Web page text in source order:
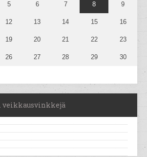
5 6 7 8 9
12 13 14 15 16
19 20 21 22 23
26 27 28 29 30
veikkausvinkkejä